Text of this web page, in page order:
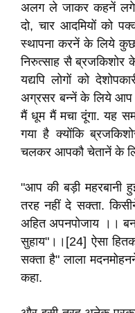
अलग ले जाकर कहनें लगे
दो, चार आदमियों को
स्‍थापना करनें के लिये कुछ
निरुत्‍साह सै ब्रजकिशोर
यद्यपि लोगों को
अग्रसर बन्‍नें के लिये आप
मैं धूम मैं मचा दूंगा. यह
गया है क्‍योंकि
चलकर आपकौ चेतानें के
"आप‍ की बड़ी महरबानी
तरह नहीं दे सक्‍ता.
अहित अपनपोजाय ।।
सुहाय"।।[24] ऐसा
सक्‍ता है" लाला
कहा.